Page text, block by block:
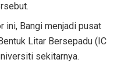
ini, Bangi menjadi pusat
Litar Bersepadu (IC
sekitarnya.